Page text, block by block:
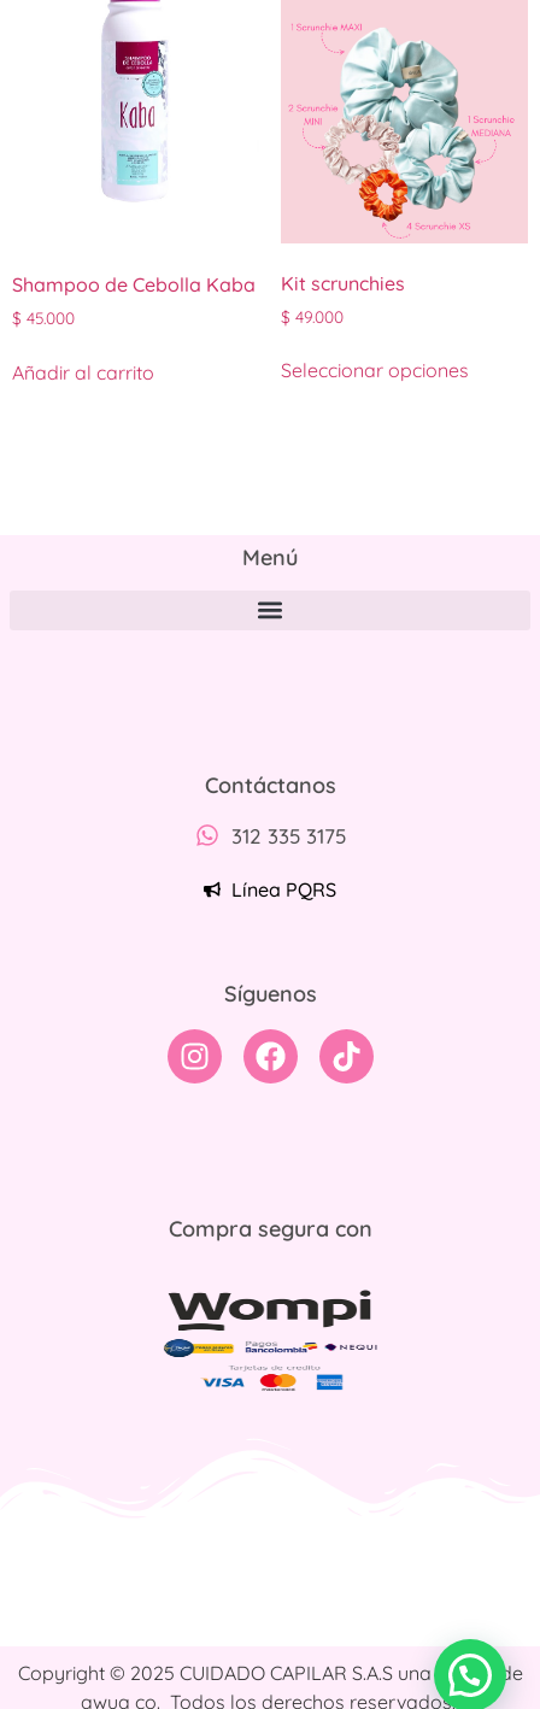
Shampoo de Cebolla Kaba
$ 45.000
Añadir al carrito
Kit scrunchies
$ 49.000
Seleccionar opciones
Menú
Contáctanos
312 335 3175
Línea PQRS
Síguenos
Compra segura con
Copyright © 2025 CUIDADO CAPILAR S.A.S una marca de
awua co. Todos los derechos reservados.